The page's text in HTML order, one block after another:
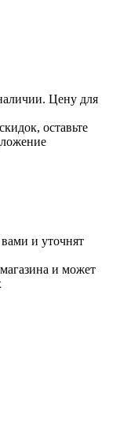
Цену для
оставьте
и уточнят
и может